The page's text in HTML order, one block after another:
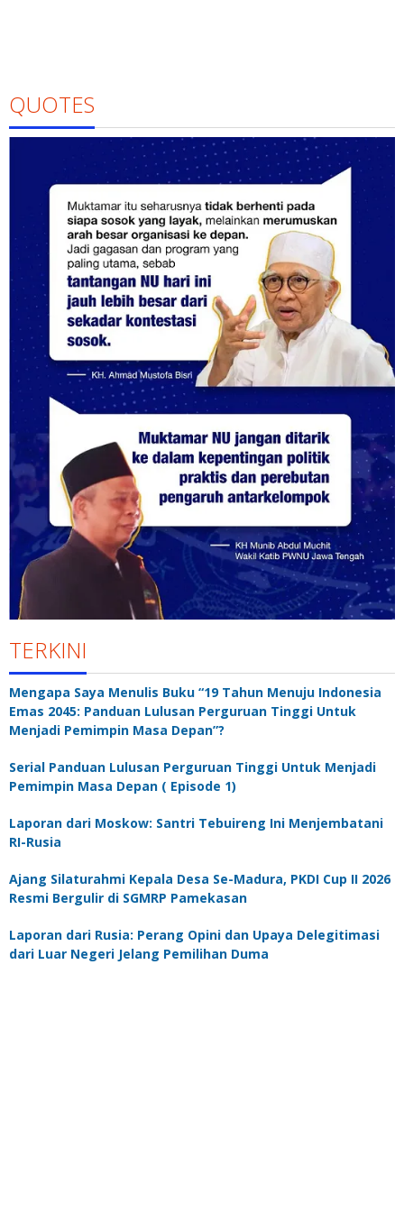
QUOTES
TERKINI
Mengapa Saya Menulis Buku “19 Tahun Menuju Indonesia
Emas 2045: Panduan Lulusan Perguruan Tinggi Untuk
Menjadi Pemimpin Masa Depan”?
Serial Panduan Lulusan Perguruan Tinggi Untuk Menjadi
Pemimpin Masa Depan ( Episode 1)
Laporan dari Moskow: Santri Tebuireng Ini Menjembatani
RI-Rusia
Ajang Silaturahmi Kepala Desa Se-Madura, PKDI Cup II 2026
Resmi Bergulir di SGMRP Pamekasan
Laporan dari Rusia: Perang Opini dan Upaya Delegitimasi
dari Luar Negeri Jelang Pemilihan Duma